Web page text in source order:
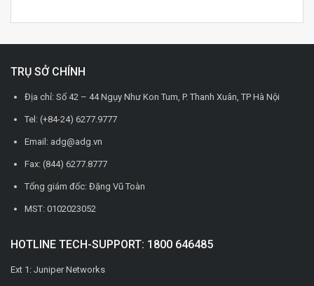
TRỤ SỞ CHÍNH
Địa chỉ: Số 42 – 44 Ngụy Như Kon Tum, P. Thanh Xuân, TP Hà Nội
Tel: (+84-24) 6277.9777
Email: adg@adg.vn
Fax: (844) 6277.8777
Tổng giám đốc: Đặng Vũ Toàn
MST: 0102023052
HOTLINE TECH-SUPPORT: 1800 646485
Ext 1: Juniper Networks